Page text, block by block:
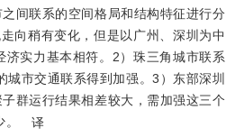
间联系的空间格局和结构特征进行分
向稍有变化，但是以广州、深圳为中
实力基本相符。2）珠三角城市联系
市交通联系得到加强。3）东部深圳
群运行结果相差较大，需加强这三个
译